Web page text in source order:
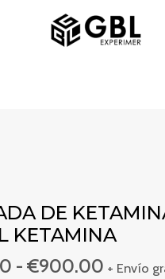
MENÚ
DE
KETAMINA
- €900.00
desde
hasta
+ Envío